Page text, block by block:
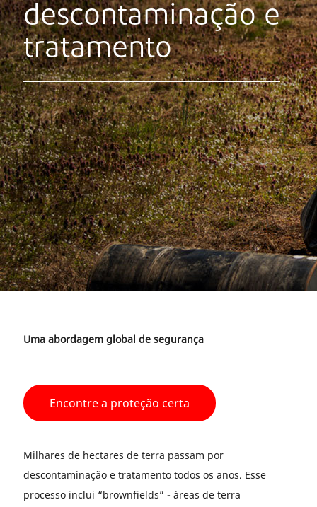
™
descontaminação e
tratamento
Uma abordagem global de segurança
Encontre a proteção certa
Milhares de hectares de terra passam por
descontaminação e tratamento todos os anos. Esse
processo inclui “brownfields” - áreas de terra